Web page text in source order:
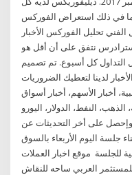
بما في ذلك استعراض الفوركس
تحليل الفوركس الأخبار
نتفق على أن أقل هو
التداول كل أسبوع. تم تصميم
لدينا لتعطيك الضروريات
أخبار الأسهم، أخبار أسواق
النفط، الدولار، اليورو
وإحصل على أخر التحديثات عن
جلسة اليوم الأربعاء بالسوق
للجلسة موقع اخبار العملات
العربي ساحه للنقاش